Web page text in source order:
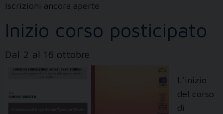
Iscrizioni ancora aperte
Inizio corso posticipato
Dal 2 al 16 ottobre
L’inizio
del corso
di